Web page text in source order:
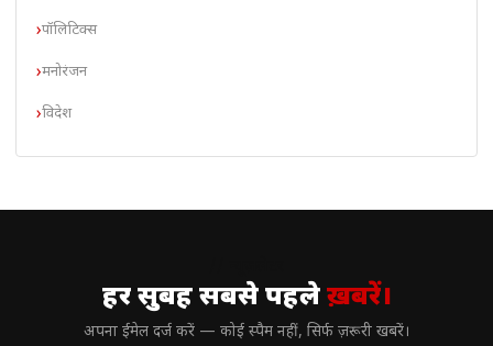
पॉलिटिक्स
मनोरंजन
विदेश
हर सुबह सबसे पहलेख़बरें।
अपना ईमेल दर्ज करें — कोई स्पैम नहीं, सिर्फ ज़रूरी खबरें।